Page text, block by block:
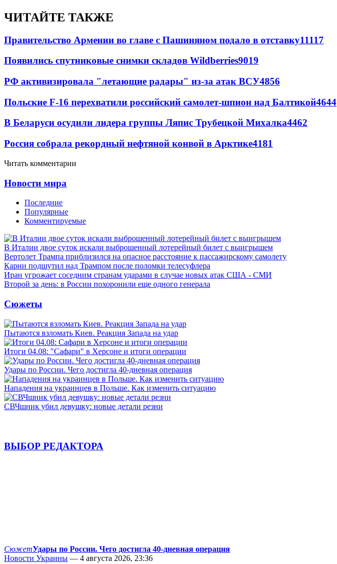
ЧИТАЙТЕ ТАКЖЕ
Правительство Армении во главе с Пашиняном подало в отставку11117
Появились спутниковые снимки складов Wildberries9019
РФ активизировала "летающие радары" из-за атак ВСУ4856
Польские F-16 перехватили российский самолет-шпион над Балтикой4644
В Беларуси осудили лидера группы Ляпис Трубецкой Михалка4462
Россия собрала рекордный нефтяной конвой в Арктике4181
Читать комментарии
Новости мира
Последние
Популярные
Комментируемые
В Италии двое суток искали выброшенный лотерейный билет с выигрышем
Вертолет Трампа приблизился на опасное расстояние к пассажирскому самолету
Карни подшутил над Трампом после поломки телесуфлера
Иран угрожает соседним странам ударами в случае новых атак США - СМИ
Второй за день: в России похоронили еще одного генерала
Сюжеты
Пытаются взломать Киев. Реакция Запада на удар
Итоги 04.08: "Сафари" в Херсоне и итоги операции
Удары по России. Чего достигла 40-дневная операция
Нападения на украинцев в Польше. Как изменить ситуацию
СВЧшник убил девушку: новые детали резни
ВЫБОР РЕДАКТОРА
СюжетУдары по России. Чего достигла 40-дневная операция
Новости Украины — 4 августа 2026, 23:36